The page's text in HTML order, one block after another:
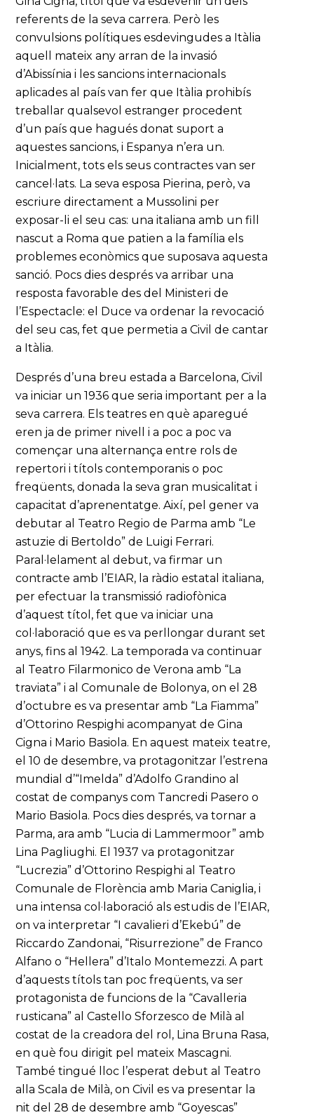
referents de la seva carrera. Però les
convulsions polítiques esdevingudes a Itàlia
aquell mateix any arran de la invasió
d’Abissínia i les sancions internacionals
aplicades al país van fer que Itàlia prohibís
treballar qualsevol estranger procedent
d’un país que hagués donat suport a
aquestes sancions, i Espanya n’era un.
Inicialment, tots els seus contractes van ser
cancel·lats. La seva esposa Pierina, però, va
escriure directament a Mussolini per
exposar-li el seu cas: una italiana amb un fill
nascut a Roma que patien a la família els
problemes econòmics que suposava aquesta
sanció. Pocs dies després va arribar una
resposta favorable des del Ministeri de
l’Espectacle: el Duce va ordenar la revocació
del seu cas, fet que permetia a Civil de cantar
a Itàlia.
Després d’una breu estada a Barcelona, Civil
va iniciar un 1936 que seria important per a la
seva carrera. Els teatres en què aparegué
eren ja de primer nivell i a poc a poc va
començar una alternança entre rols de
repertori i títols contemporanis o poc
freqüents, donada la seva gran musicalitat i
capacitat d’aprenentatge. Així, pel gener va
debutar al Teatro Regio de Parma amb “Le
astuzie di Bertoldo” de Luigi Ferrari.
Paral·lelament al debut, va firmar un
contracte amb l’EIAR, la ràdio estatal italiana,
per efectuar la transmissió radiofònica
d’aquest títol, fet que va iniciar una
col·laboració que es va perllongar durant set
anys, fins al 1942. La temporada va continuar
al Teatro Filarmonico de Verona amb “La
traviata” i al Comunale de Bolonya, on el 28
d’octubre es va presentar amb “La Fiamma”
d’Ottorino Respighi acompanyat de Gina
Cigna i Mario Basiola. En aquest mateix teatre,
el 10 de desembre, va protagonitzar l’estrena
mundial d’“Imelda” d’Adolfo Grandino al
costat de companys com Tancredi Pasero o
Mario Basiola. Pocs dies després, va tornar a
Parma, ara amb “Lucia di Lammermoor” amb
Lina Pagliughi. El 1937 va protagonitzar
“Lucrezia” d’Ottorino Respighi al Teatro
Comunale de Florència amb Maria Caniglia, i
una intensa col·laboració als estudis de l’EIAR,
on va interpretar “I cavalieri d’Ekebú” de
Riccardo Zandonai, “Risurrezione” de Franco
Alfano o “Hellera” d’Italo Montemezzi. A part
d’aquests títols tan poc freqüents, va ser
protagonista de funcions de la “Cavalleria
rusticana” al Castello Sforzesco de Milà al
costat de la creadora del rol, Lina Bruna Rasa,
en què fou dirigit pel mateix Mascagni.
També tingué lloc l’esperat debut al Teatro
alla Scala de Milà, on Civil es va presentar la
nit del 28 de desembre amb “Goyescas”